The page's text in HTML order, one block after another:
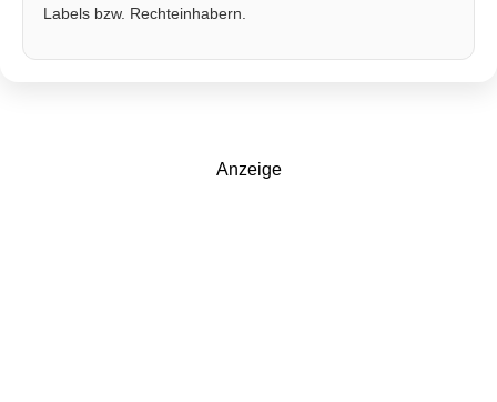
Labels bzw. Rechteinhabern.
Anzeige